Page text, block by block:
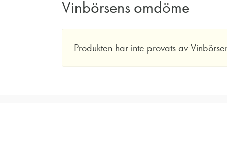
Vinbörsens omdöme
Produkten har inte provats av